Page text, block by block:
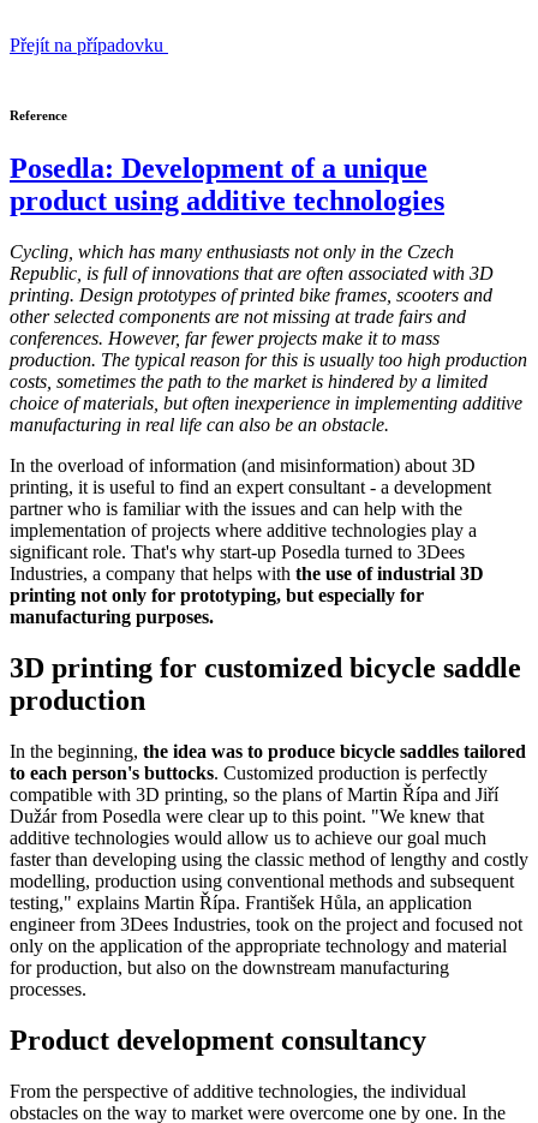
Přejít na případovku
Reference
Posedla: Development of a unique
product using additive technologies
Cycling, which has many enthusiasts not only in the Czech
Republic, is full of innovations that are often associated with 3D
printing. Design prototypes of printed bike frames, scooters and
other selected components are not missing at trade fairs and
conferences. However, far fewer projects make it to mass
production. The typical reason for this is usually too high production
costs, sometimes the path to the market is hindered by a limited
choice of materials, but often inexperience in implementing additive
manufacturing in real life can also be an obstacle.
In the overload of information (and misinformation) about 3D
printing, it is useful to find an expert consultant - a development
partner who is familiar with the issues and can help with the
implementation of projects where additive technologies play a
significant role. That's why start-up Posedla turned to 3Dees
Industries, a company that helps with the use of industrial 3D
printing not only for prototyping, but especially for
manufacturing purposes.
3D printing for customized bicycle saddle
production
In the beginning, the idea was to produce bicycle saddles tailored
to each person's buttocks. Customized production is perfectly
compatible with 3D printing, so the plans of Martin Řípa and Jiří
Dužár from Posedla were clear up to this point. "We knew that
additive technologies would allow us to achieve our goal much
faster than developing using the classic method of lengthy and costly
modelling, production using conventional methods and subsequent
testing," explains Martin Řípa. František Hůla, an application
engineer from 3Dees Industries, took on the project and focused not
only on the application of the appropriate technology and material
for production, but also on the downstream manufacturing
processes.
Product development consultancy
From the perspective of additive technologies, the individual
obstacles on the way to market were overcome one by one. In the